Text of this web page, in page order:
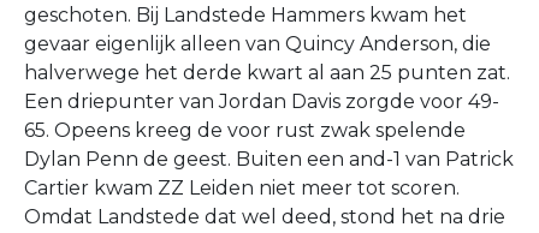
geschoten. Bij Landstede Hammers kwam het
gevaar eigenlijk alleen van Quincy Anderson, die
halverwege het derde kwart al aan 25 punten zat.
Een driepunter van Jordan Davis zorgde voor 49-
65. Opeens kreeg de voor rust zwak spelende
Dylan Penn de geest. Buiten een and-1 van Patrick
Cartier kwam ZZ Leiden niet meer tot scoren.
Omdat Landstede dat wel deed, stond het na drie